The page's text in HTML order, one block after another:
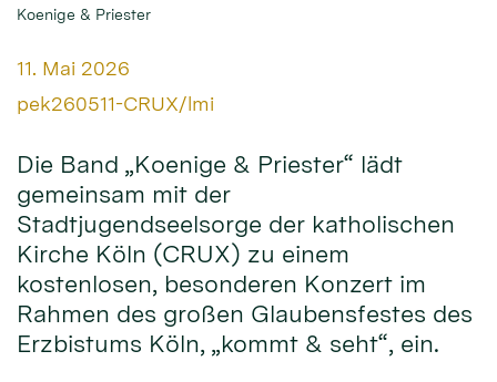
Koenige & Priester
Datum:
11. Mai 2026
Von:
pek260511-CRUX/lmi
Die Band „Koenige & Priester“ lädt
gemeinsam mit der
Stadtjugendseelsorge der katholischen
Kirche Köln (CRUX) zu einem
kostenlosen, besonderen Konzert im
Rahmen des großen Glaubensfestes des
Erzbistums Köln, „kommt & seht“, ein.